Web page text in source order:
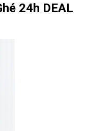
24h DEAL